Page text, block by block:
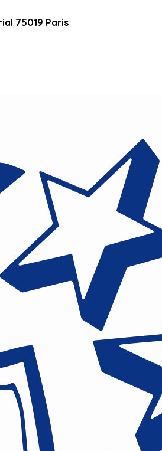
75019 Paris